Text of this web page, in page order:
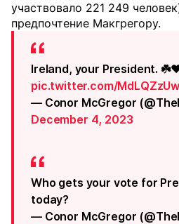
участвовало 221 249
предпочтение Макгрегору.
Ireland, your President.
pic.twitter.com/
— Conor McGregor
December 4, 2023
Who gets your vote for
today?
— Conor McGregor